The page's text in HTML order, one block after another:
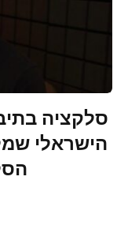
סלקציה
הישראלי